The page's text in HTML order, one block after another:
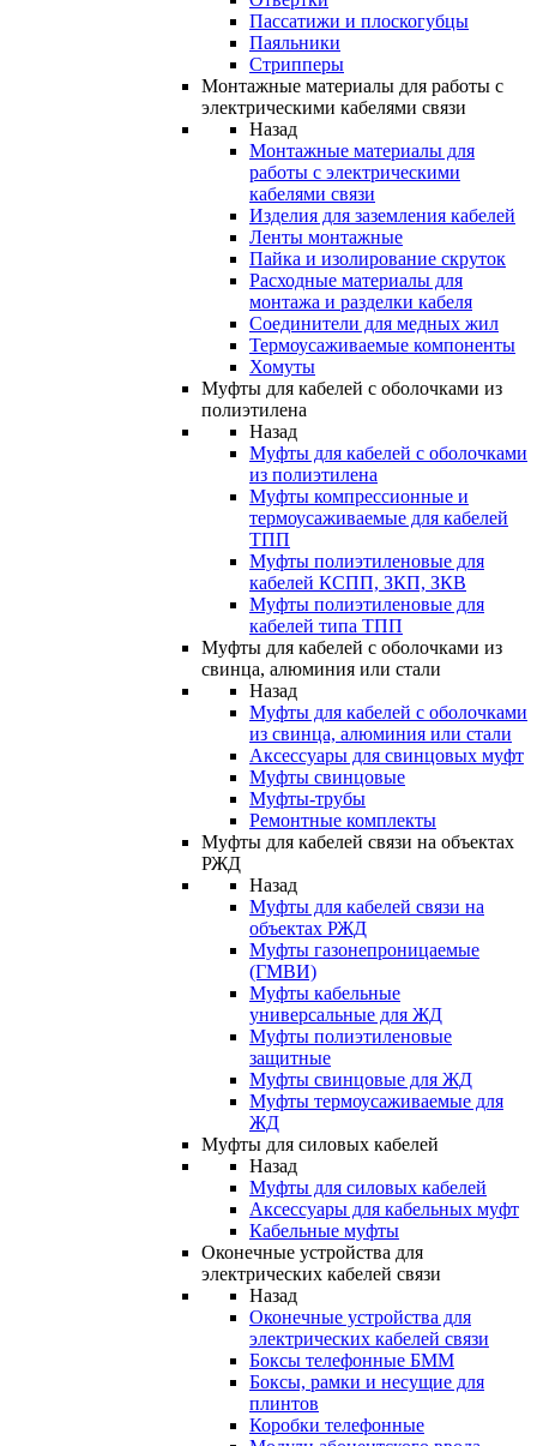
Пассатижи и плоскогубцы
Паяльники
Стрипперы
Монтажные материалы для работы с
электрическими кабелями связи
Назад
Монтажные материалы для
работы с электрическими
кабелями связи
Изделия для заземления кабелей
Ленты монтажные
Пайка и изолирование скруток
Расходные материалы для
монтажа и разделки кабеля
Соединители для медных жил
Термоусаживаемые компоненты
Хомуты
Муфты для кабелей с оболочками из
полиэтилена
Назад
Муфты для кабелей с оболочками
из полиэтилена
Муфты компрессионные и
термоусаживаемые для кабелей
ТПП
Муфты полиэтиленовые для
кабелей КСПП, ЗКП, ЗКВ
Муфты полиэтиленовые для
кабелей типа ТПП
Муфты для кабелей с оболочками из
свинца, алюминия или стали
Назад
Муфты для кабелей с оболочками
из свинца, алюминия или стали
Аксессуары для свинцовых муфт
Муфты свинцовые
Муфты-трубы
Ремонтные комплекты
Муфты для кабелей связи на объектах
РЖД
Назад
Муфты для кабелей связи на
объектах РЖД
Муфты газонепроницаемые
(ГМВИ)
Муфты кабельные
универсальные для ЖД
Муфты полиэтиленовые
защитные
Муфты свинцовые для ЖД
Муфты термоусаживаемые для
ЖД
Муфты для силовых кабелей
Назад
Муфты для силовых кабелей
Аксессуары для кабельных муфт
Кабельные муфты
Оконечные устройства для
электрических кабелей связи
Назад
Оконечные устройства для
электрических кабелей связи
Боксы телефонные БММ
Боксы, рамки и несущие для
плинтов
Коробки телефонные